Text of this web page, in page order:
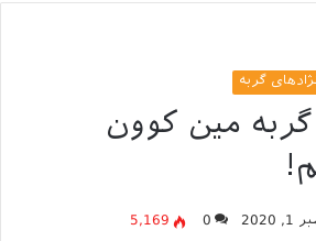
گربه
گربه مین کوون
0
5,169